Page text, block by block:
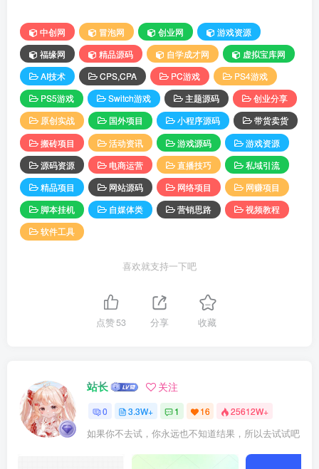
中创网 冒泡网 创业网
游戏资源
福缘网
精品源码 自学成才网
虚拟宝库网
AI技术
CPS,CPA PC游戏
PS4游戏
PS5游戏
Switch游戏 主题源码
创业分享
原创实战
国外项目 小程序源码
带货卖货
搬砖项目
活动资讯 游戏源码
游戏资源
源码资源
电商运营 直播技巧
私域引流
精品项目
网站源码 网络项目
网赚项目
脚本挂机
自媒体类 营销思路
视频教程
软件工具
喜欢就支持一下吧
点赞53 分享 收藏
站长 关注
0 3.3W+ 1 16 25612W+
如果你不去试，你永远也不知道结果，所以去试试吧